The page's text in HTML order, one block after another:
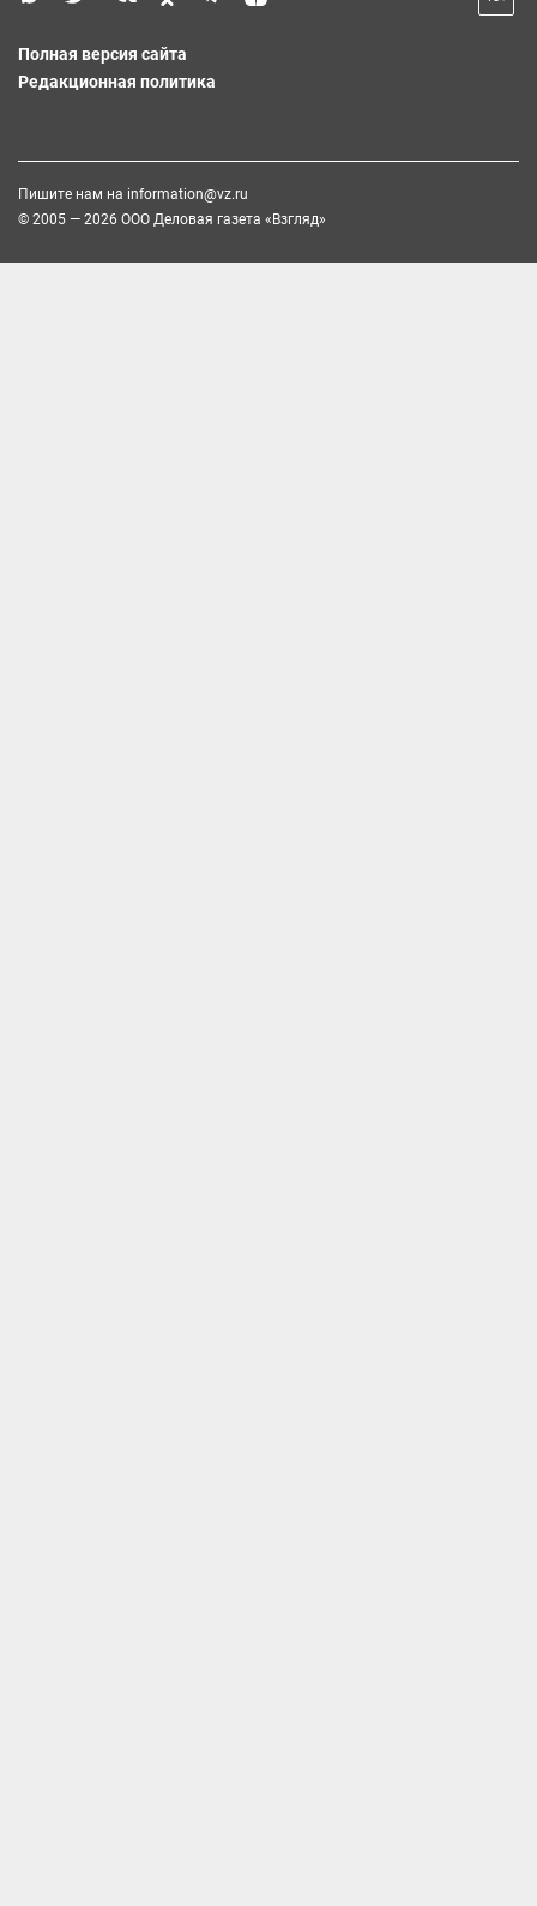
Полная версия сайта
Редакционная политика
Пишите нам на information@vz.ru
© 2005 — 2026 ООО Деловая газета «Взгляд»